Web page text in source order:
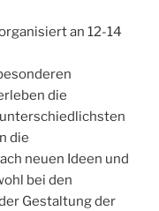
an 12-14
die
die
neuen Ideen und
bei den
Gestaltung der